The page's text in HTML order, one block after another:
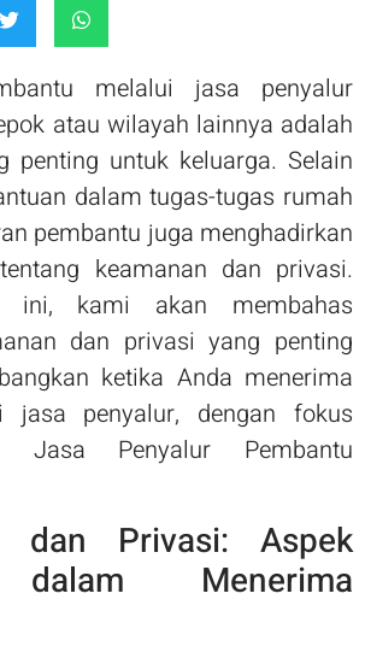
melalui jasa penyalur
atau wilayah lainnya adalah
penting untuk keluarga. Selain
dalam tugas-tugas rumah
pembantu juga menghadirkan
keamanan dan privasi.
ini, kami akan membahas
dan privasi yang penting
ketika Anda menerima
jasa penyalur, dengan fokus
Jasa Penyalur Pembantu
dan Privasi: Aspek
Menerima